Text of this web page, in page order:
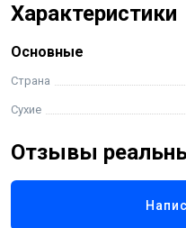
Характеристики
Основные
Страна
Сухие
Отзывы